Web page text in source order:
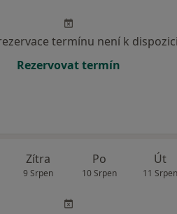
termínu není k
Rezervovat termín
Zítra
9 Srpen
Po
10 Srpen
Út
11